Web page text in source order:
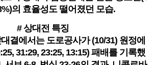
의 효율성도 떨어졌던 모습.
# 상대전 특징
결에서는 도로공사가 (10/31) 원정에
31:29, 23:25, 13:15) 패배를 기록했